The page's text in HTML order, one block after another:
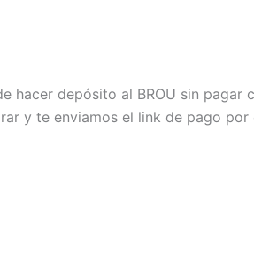
hacer depósito al BROU sin pagar
y te enviamos el link de pago